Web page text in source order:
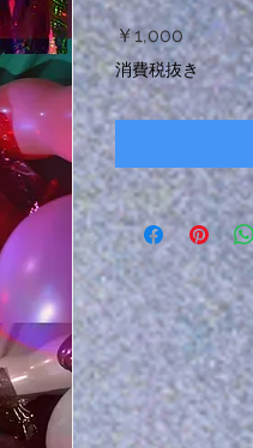
￥1,000 価
格
消費税抜き